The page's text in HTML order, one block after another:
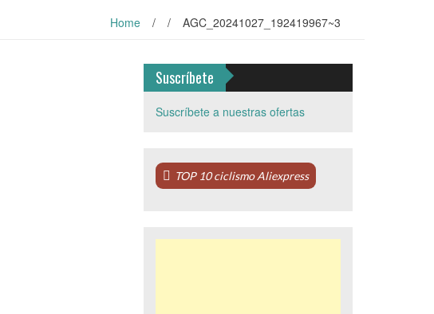
Home / / AGC_20241027_192419967~3
Suscríbete
Suscríbete a nuestras ofertas
TOP 10 ciclismo Aliexpress